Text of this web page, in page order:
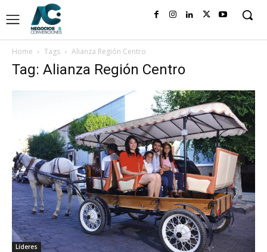
Home Tags Alianza Región Centro
Tag: Alianza Región Centro
Líderes